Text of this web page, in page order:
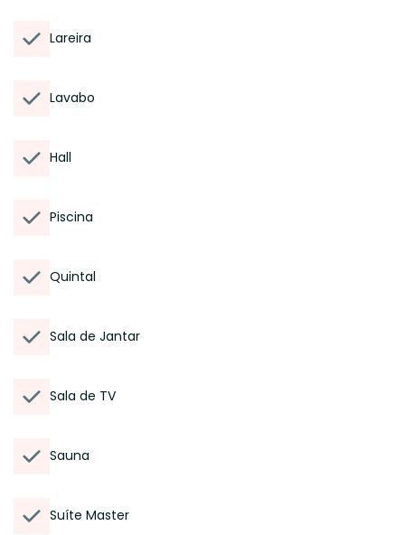
Lareira
Lavabo
Hall
Piscina
Quintal
Sala de Jantar
Sala de TV
Sauna
Suíte Master